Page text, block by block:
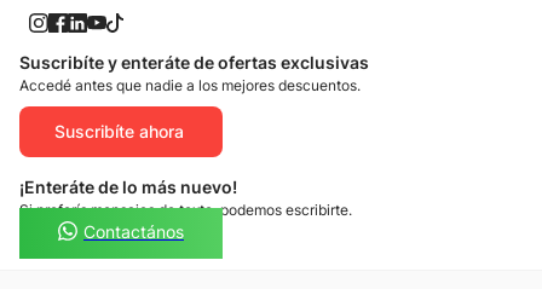
Suscribíte y enteráte de ofertas exclusivas
Accedé antes que nadie a los mejores descuentos.
Suscribíte ahora
¡Enteráte de lo más nuevo!
Si preferís mensajes de texto, podemos escribirte.
Contactános